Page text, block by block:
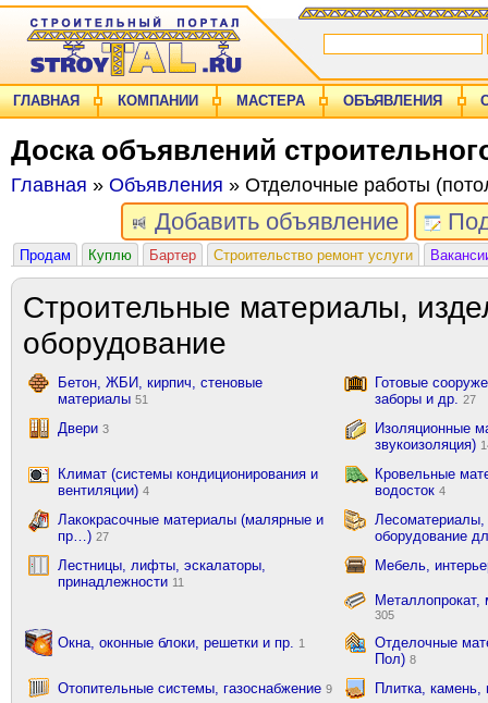
ГЛАВНАЯ КОМПАНИИ МАСТЕРА ОБЪЯВЛЕНИЯ
Доска объявлений
Главная » Объявления » Отделочные работы
Добавить объявление
Продам Куплю Бартер Строительство ремонт услуги
Строительные материалы,
оборудование
Бетон, ЖБИ, кирпич, стеновые
материалы 51
Готовые
заборы и др.
27
Двери 3
Изоляционные
звукоизоляция)
Климат (системы кондиционирования и
вентиляции) 4
Кровельные
водосток 4
Лакокрасочные материалы (малярные и
пр…) 27
оборудование
Лестницы, лифты, эскалаторы,
принадлежности 11
Мебель,
305
Окна, оконные блоки, решетки и пр. 1
Отделочные
Пол) 8
Отопительные системы, газоснабжение 9 Плитка,